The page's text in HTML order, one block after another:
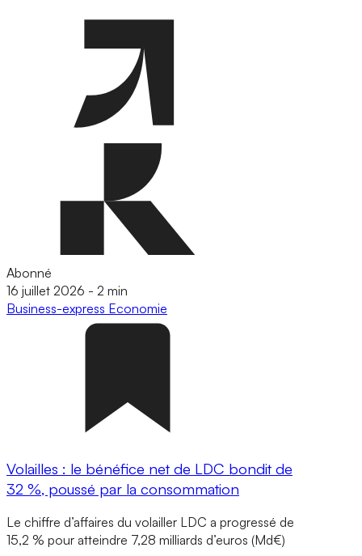
Abonné
16 juillet 2026 - 2 min
Business-express Economie
Volailles : le bénéfice net de LDC bondit de
32 %, poussé par la consommation
Le chiffre d’affaires du volailler LDC a progressé de
15,2 % pour atteindre 7,28 milliards d’euros (Md€)